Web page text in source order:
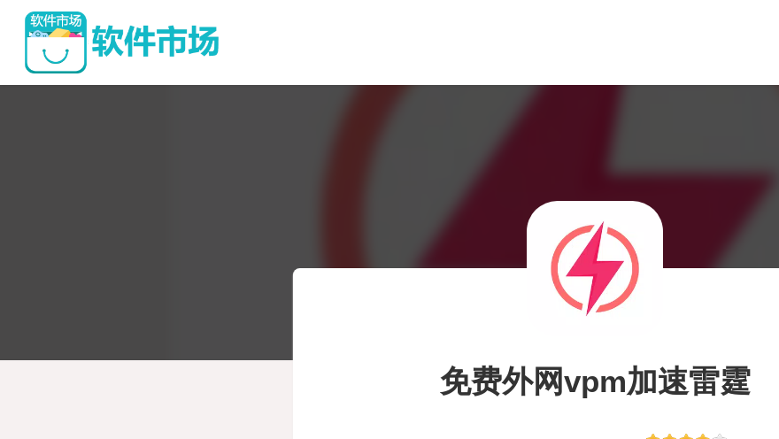
免费外网vpm加速雷霆